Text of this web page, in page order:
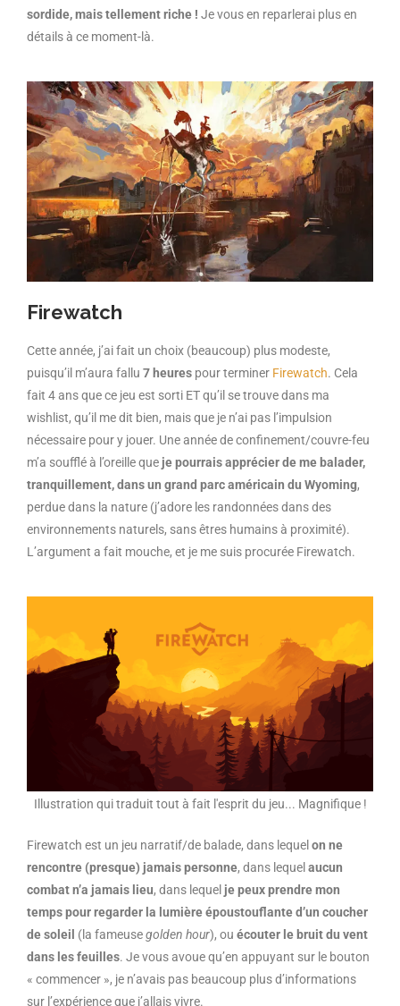
sordide, mais tellement riche ! Je vous en reparlerai plus en
détails à ce moment-là.
Firewatch
Cette année, j’ai fait un choix (beaucoup) plus modeste,
puisqu’il m’aura fallu 7 heures pour terminer Firewatch. Cela
fait 4 ans que ce jeu est sorti ET qu’il se trouve dans ma
wishlist, qu’il me dit bien, mais que je n’ai pas l’impulsion
nécessaire pour y jouer. Une année de confinement/couvre-feu
m’a soufflé à l’oreille que je pourrais apprécier de me balader,
tranquillement, dans un grand parc américain du Wyoming,
perdue dans la nature (j’adore les randonnées dans des
environnements naturels, sans êtres humains à proximité).
L’argument a fait mouche, et je me suis procurée Firewatch.
Illustration qui traduit tout à fait l'esprit du jeu... Magnifique !
Firewatch est un jeu narratif/de balade, dans lequel on ne
rencontre (presque) jamais personne, dans lequel aucun
combat n’a jamais lieu, dans lequel je peux prendre mon
temps pour regarder la lumière époustouflante d’un coucher
de soleil (la fameusegolden hour), ou écouter le bruit du vent
dans les feuilles. Je vous avoue qu’en appuyant sur le bouton
« commencer », je n’avais pas beaucoup plus d’informations
sur l’expérience que j’allais vivre.